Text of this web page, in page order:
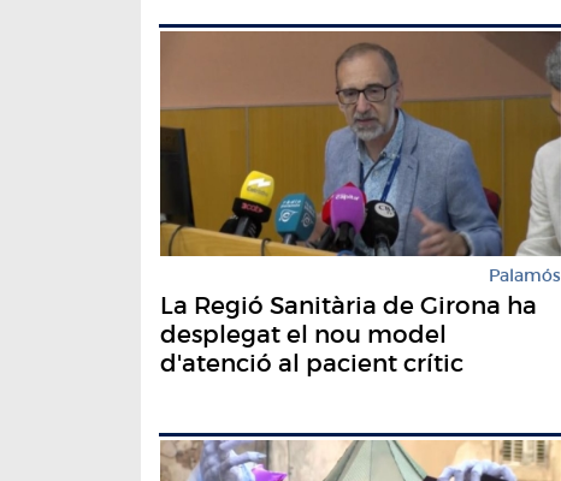
Palamós
La Regió Sanitària de Girona ha
desplegat el nou model
d'atenció al pacient crític